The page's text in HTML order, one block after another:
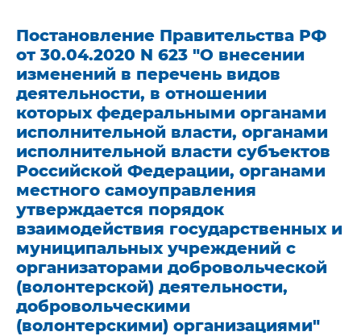
Постановление Правительства РФ
от 30.04.2020 N 623 "О внесении
изменений в перечень видов
деятельности, в отношении
которых федеральными органами
исполнительной власти, органами
исполнительной власти субъектов
Российской Федерации, органами
местного самоуправления
утверждается порядок
взаимодействия государственных и
муниципальных учреждений с
организаторами добровольческой
(волонтерской) деятельности,
добровольческими
(волонтерскими) организациями"